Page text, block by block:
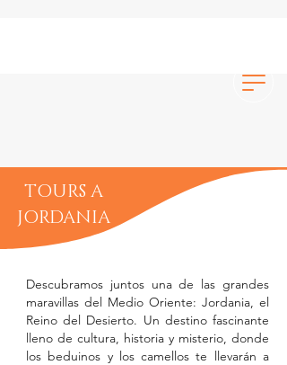
TOURS A
JORDANIA
Descubramos juntos una de las grandes
maravillas del Medio Oriente: Jordania, el
Reino del Desierto. Un destino fascinante
lleno de cultura, historia y misterio, donde
los beduinos y los camellos te llevarán a